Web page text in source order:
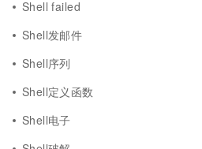
Shell failed
Shell发邮件
Shell序列
Shell定义函数
Shell电子